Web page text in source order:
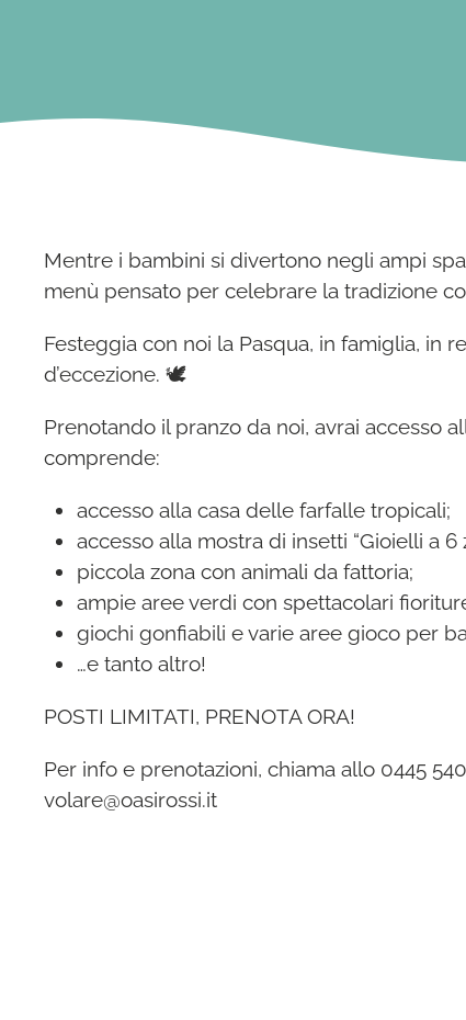
Mentre i bambini si divertono negli ampi
menù pensato per celebrare la tradizione
Festeggia con noi la Pasqua, in famiglia, in
d’eccezione. 🕊️
Prenotando il pranzo da noi, avrai accesso
comprende:
accesso alla casa delle farfalle tropicali;
accesso alla mostra di insetti “Gioielli a 6
piccola zona con animali da fattoria;
ampie aree verdi con spettacolari
giochi gonfiabili e varie aree gioco per
…e tanto altro!
POSTI LIMITATI, PRENOTA ORA!
Per info e prenotazioni, chiama allo 0445
volare@oasirossi.it